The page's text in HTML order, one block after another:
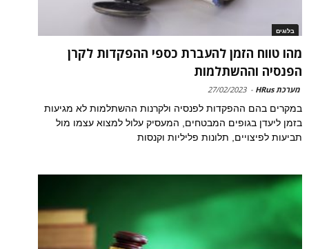
בלוגים
מהו טווח הזמן להעברת כספי ההפקדות לקרן
הפנסיה וההשתלמות
מערכת HRus -
27/02/2023
במקרים בהם ההפקדות לפנסיה ולקרנות ההשתלמות לא מגיעות
בזמן ליעדן בגופים המבטחים, המעסיק עלול למצוא עצמו מול
תביעות לפיצויים, תלונות פליליות וקנסות